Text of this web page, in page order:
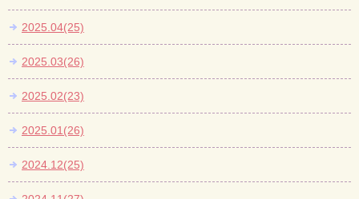
2025.04(25)
2025.03(26)
2025.02(23)
2025.01(26)
2024.12(25)